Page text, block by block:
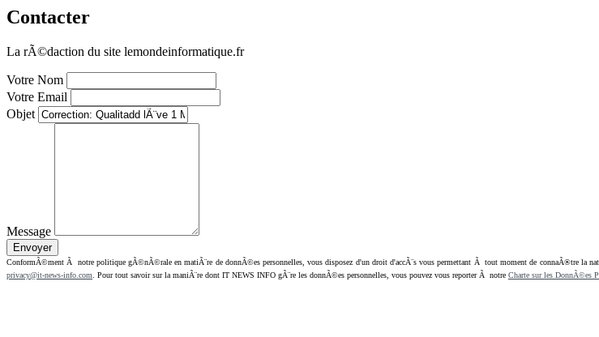
Contacter
La rÃ©daction du site lemondeinformatique.fr
Votre Nom
Votre Email
Objet
Message
ConformÃ©ment Ã notre politique gÃ©nÃ©rale en matiÃ¨re de donnÃ©es personnelles, vous disposez d'un droit d'accÃ¨s vous permettant Ã tout moment de connaÃ®tre la
privacy@it-news-info.com . Pour tout savoir sur la maniÃ¨re dont IT NEWS INFO gÃ¨re les donnÃ©es personnelles, vous pouvez vous reporter Ã notre Charte sur les DonnÃ©es